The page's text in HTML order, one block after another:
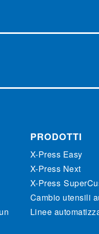
PRODOTTI
X-Press Easy
X-Press Next
X-Press
Cambio utensili
Linee